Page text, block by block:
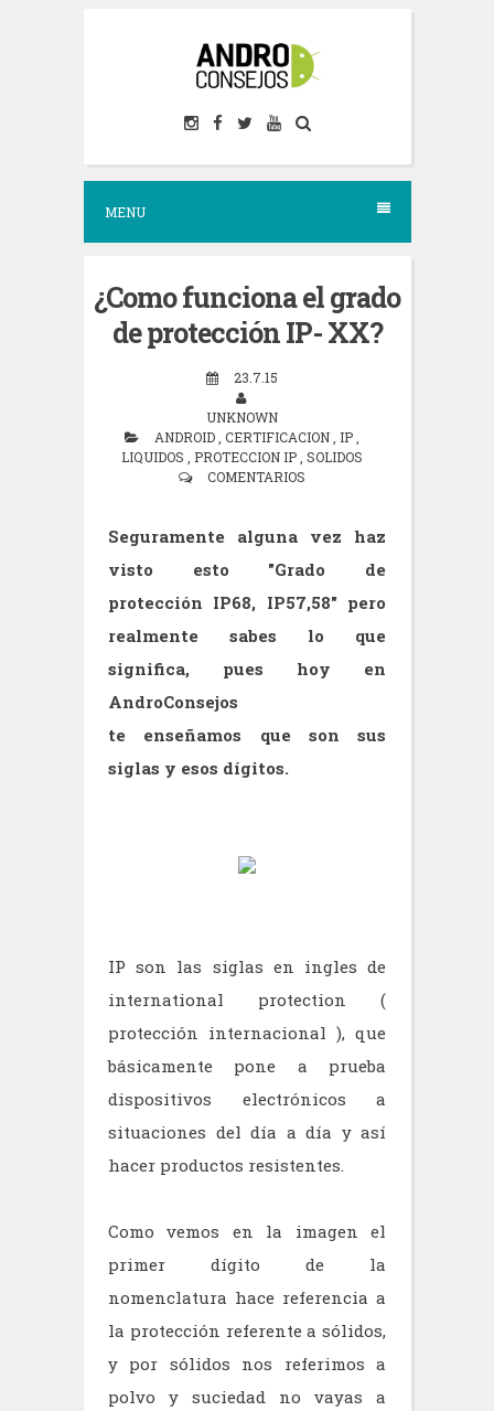
MENU
¿Como funciona el grado
de protección IP- XX?
23.7.15
UNKNOWN
ANDROID CERTIFICACION IP
LIQUIDOS
PROTECCION IP SOLIDOS
COMENTARIOS
Seguramente alguna vez haz
visto esto "Grado de
protección IP68, IP57,58" pero
realmente sabes lo que
significa, pues hoy en
AndroConsejos
te enseñamos que son sus
siglas y esos dígitos.
IP son las siglas en ingles de
international protection (
protección internacional ), que
básicamente pone a prueba
dispositivos electrónicos a
situaciones del día a día y así
hacer productos resistentes.
Como vemos en la imagen el
primer dígito de la
nomenclatura hace referencia a
la protección referente a sólidos,
y por sólidos nos referimos a
polvo y suciedad no vayas a